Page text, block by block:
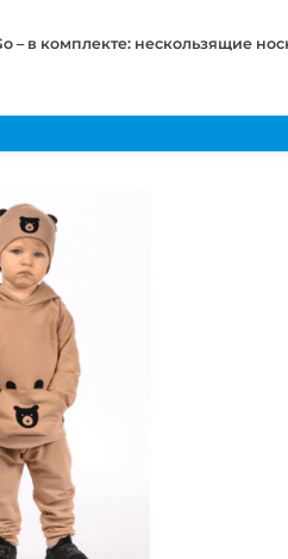
– в комплекте: нескользящие